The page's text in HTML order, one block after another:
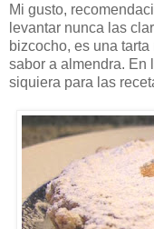
Mi gusto,
levantar nunca las
bizcocho, es una
sabor a almendra. En
siquiera para las